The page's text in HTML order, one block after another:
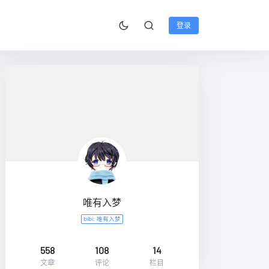
登录
唯有入梦
bibi: 唯有入梦
558
文章
108
评论
14
栏目